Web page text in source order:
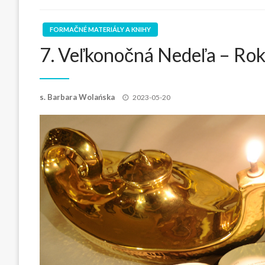
FORMAČNÉ MATERIÁLY A KNIHY
7. Veľkonočná Nedeľa –
s. Barbara Wolańska 2023-05-20